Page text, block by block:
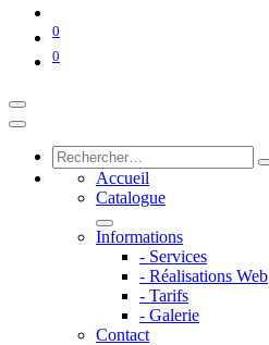
0
0
Accueil
Catalogue
Informations
- Services
- Réalisations Web
- Tarifs
- Galerie
Contact